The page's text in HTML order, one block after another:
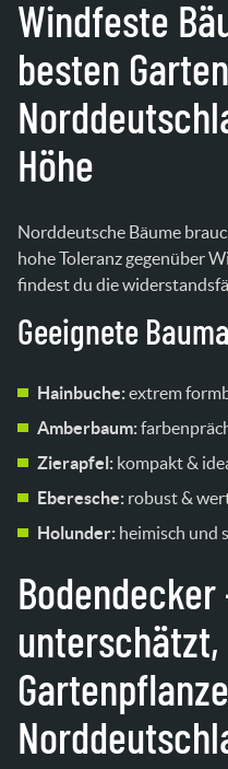
Windfeste
besten
Höhe
Norddeutsche Bäume
hohe Toleranz gegenüber
findest du die
Geeignete
Hainbuche:extrem
Amberbaum:
Zierapfel: kompakt &
Eberesche: robust &
Holunder: heimisch und
Bodendecker